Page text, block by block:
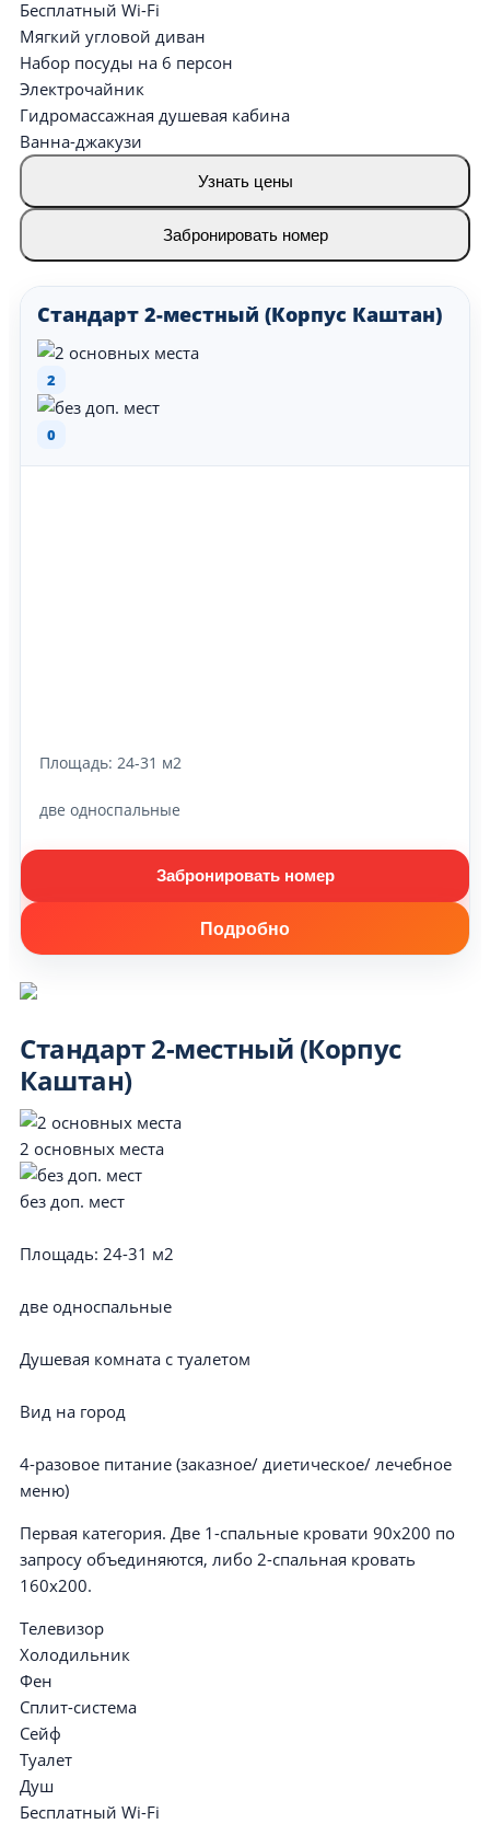
Бесплатный Wi-Fi
Мягкий угловой диван
Набор посуды на 6 персон
Электрочайник
Гидромассажная душевая кабина
Ванна-джакузи
Узнать цены
Забронировать номер
Стандарт 2-местный (Корпус Каштан)
2
0
Площадь: 24-31 м2
две односпальные
Забронировать номер
Подробно
Стандарт 2-местный (Корпус
Каштан)
2 основных места
без доп. мест
Площадь: 24-31 м2
две односпальные
Душевая комната с туалетом
Вид на город
4-разовое питание (заказное/ диетическое/ лечебное
меню)
Первая категория. Две 1-спальные кровати 90х200 по
запросу объединяются, либо 2-спальная кровать
160х200.
Телевизор
Холодильник
Фен
Сплит-система
Сейф
Туалет
Душ
Бесплатный Wi-Fi